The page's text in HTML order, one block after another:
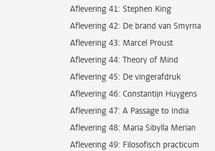
Aflevering 41: Stephen King
Aflevering 42: De brand van Smyrna
Aflevering 43: Marcel Proust
Aflevering 44: Theory of Mind
Aflevering 45: De vingerafdruk
Aflevering 46: Constantijn Huygens
Aflevering 47: A Passage to India
Aflevering 48: Maria Sibylla Merian
Aflevering 49: Filosofisch practicum